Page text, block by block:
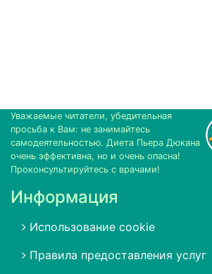
Уважаемые читатели, убедительная
просьба к Вам: не занимайтесь
самодеятельностью. Диета Пьера Дюкана
очень эффективна, но и очень опасна!
Проконсультируйтесь с врачами!
Информация
Использование cookie
Правила предоставления услуг